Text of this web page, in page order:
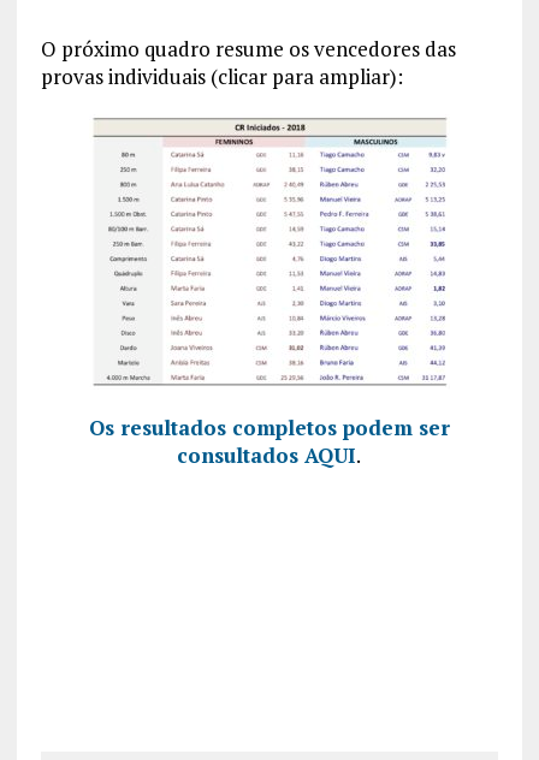
O próximo quadro resume os vencedores das
provas individuais (clicar para ampliar):
Os resultados completos podem ser
consultados AQUI.